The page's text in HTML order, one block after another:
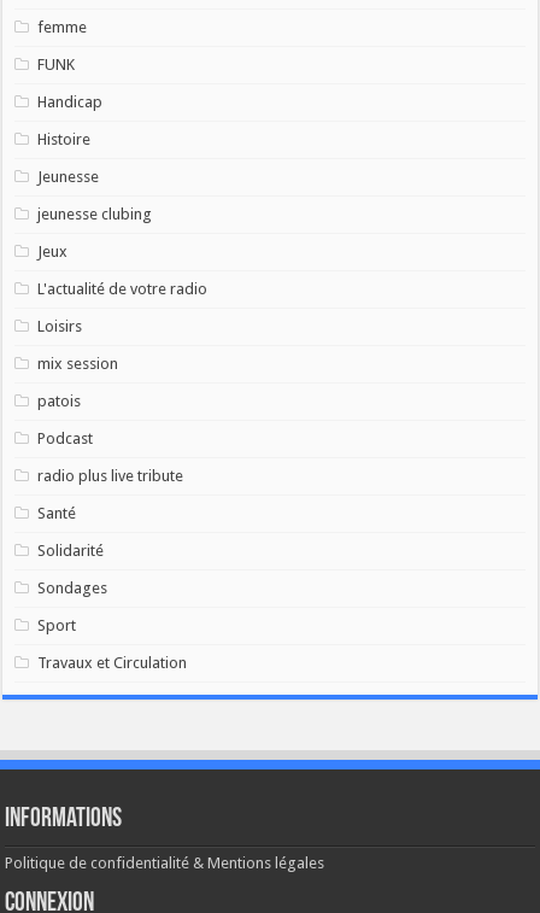
femme
FUNK
Handicap
Histoire
Jeunesse
jeunesse clubing
Jeux
L'actualité de votre radio
Loisirs
mix session
patois
Podcast
radio plus live tribute
Santé
Solidarité
Sondages
Sport
Travaux et Circulation
Informations
Politique de confidentialité & Mentions légales
Connexion